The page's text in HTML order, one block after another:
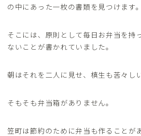
の中にあった一枚の書類を見つけます。
そこには、原則として毎日お弁当を持
ないことが書かれていました。
朝はそれを二人に見せ、槙生も苦々し
そもそも弁当箱がありません。
笠町は節約のために弁当も作ることが